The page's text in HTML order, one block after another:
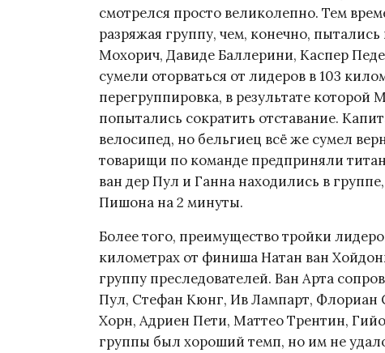
смотрелся просто великолепно. Тем
разряжая группу, чем, конечно,
Мохорич, Давиде Баллерини, Каспер
сумели оторваться от лидеров в 103
перегруппировка, в результате которой
попытались сократить отставание.
велосипед, но бельгиец всё же сумел
товарищи по команде предприняли
ван дер Пул и Ганна находились в
Пишона на 2 минуты.
Более того, преимущество тройки
километрах от финиша Натан ван
группу преследователей. Ван Арта
Пул, Стефан Кюнг, Ив Лампарт, Флориан
Хорн, Адриен Пети, Маттео Трентин,
группы был хороший темп, но им не